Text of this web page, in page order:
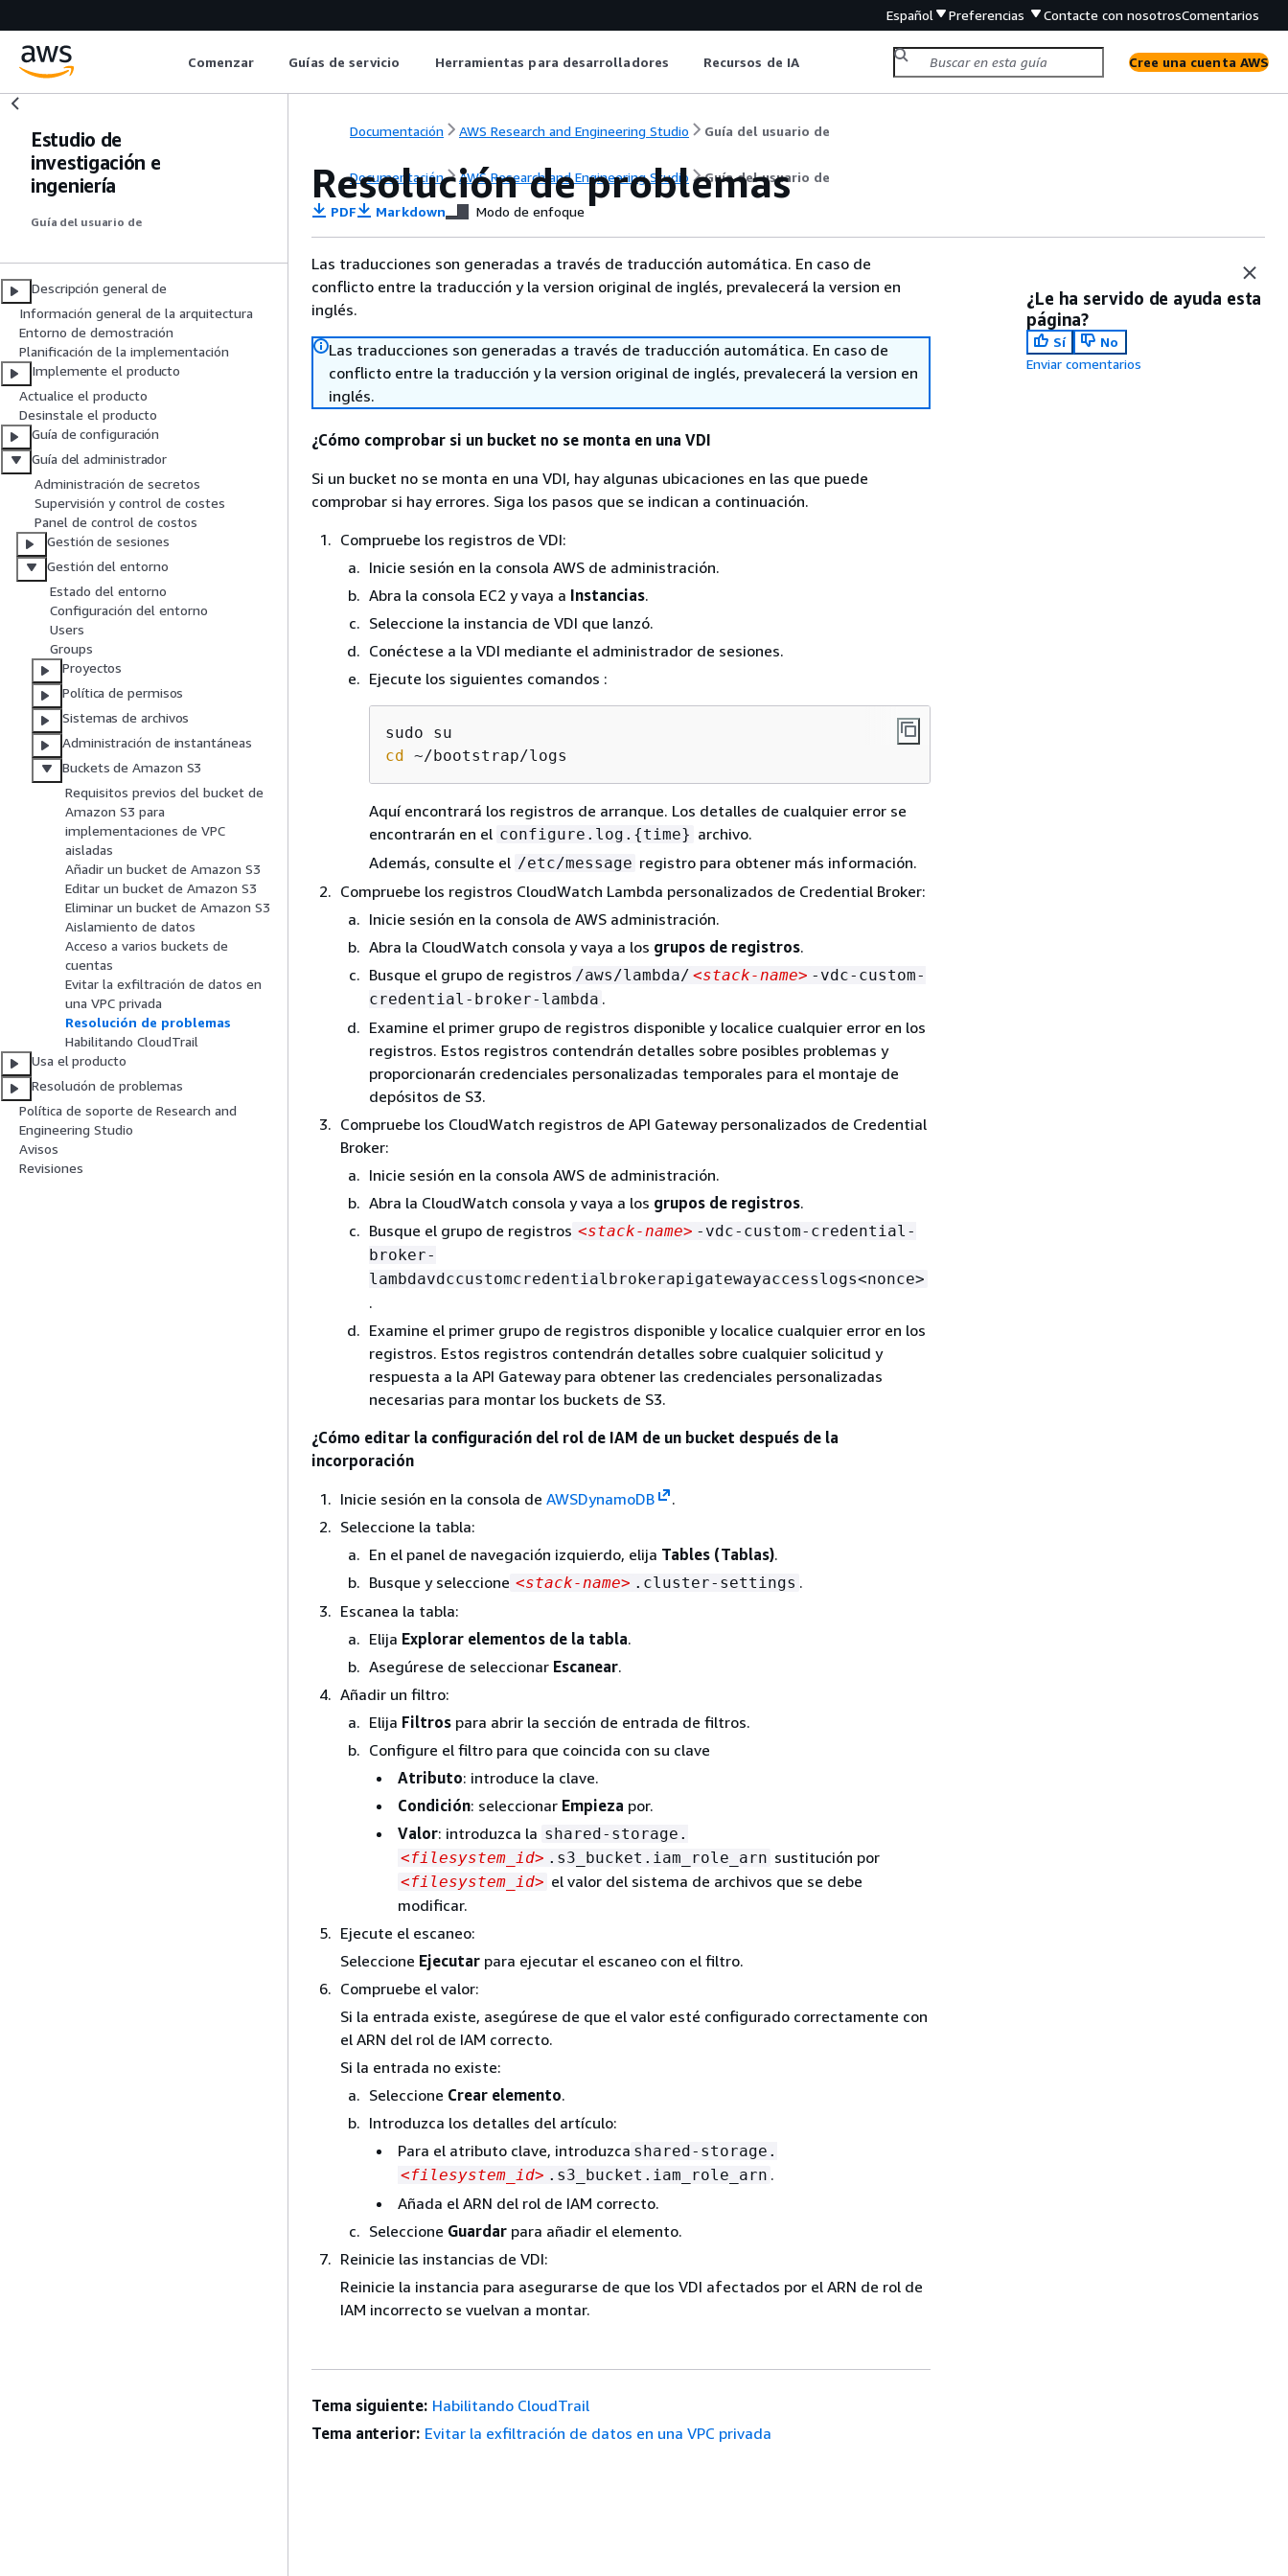
Español Preferencias Contacte con nosotrosComentarios
Comenzar Guías de servicio Herramientas para desarrolladores Recursos de IA Cree una cuenta AWS
Estudio de
investigación e
ingeniería
Guía del usuario de
Descripción general de
Información general de la arquitectura
Entorno de demostración
Planificación de la implementación
Implemente el producto
Actualice el producto
Desinstale el producto
Guía de configuración
Guía del administrador
Administración de secretos
Supervisión y control de costes
Panel de control de costos
Gestión de sesiones
Gestión del entorno
Estado del entorno
Configuración del entorno
Users
Groups
Proyectos
Política de permisos
Sistemas de archivos
Administración de instantáneas
Buckets de Amazon S3
Requisitos previos del bucket de
Amazon S3 para
implementaciones de VPC
aisladas
Añadir un bucket de Amazon S3
Editar un bucket de Amazon S3
Eliminar un bucket de Amazon S3
Aislamiento de datos
Acceso a varios buckets de
cuentas
Evitar la exfiltración de datos en
una VPC privada
Resolución de problemas
Habilitando CloudTrail
Usa el producto
Resolución de problemas
Política de soporte de Research and
Engineering Studio
​Avisos
Revisiones
Documentación AWS Research and Engineering Studio Guía del usuario de
Documentación AWS Research and Engineering Studio Guía del usuario de
Resolución de problemas
PDF Markdown Modo de enfoque
Las traducciones son generadas a través de traducción automática. En caso de
conflicto entre la traducción y la version original de inglés, prevalecerá la version en
inglés.
Las traducciones son generadas a través de traducción automática. En caso de
conflicto entre la traducción y la version original de inglés, prevalecerá la version en
inglés.
¿Cómo comprobar si un bucket no se monta en una VDI
Si un bucket no se monta en una VDI, hay algunas ubicaciones en las que puede
comprobar si hay errores. Siga los pasos que se indican a continuación.
Compruebe los registros de VDI:
Inicie sesión en la consola AWS de administración.
Abra la consola EC2 y vaya a Instancias.
Seleccione la instancia de VDI que lanzó.
Conéctese a la VDI mediante el administrador de sesiones.
Ejecute los siguientes comandos :
cd ~/bootstrap/logs
Aquí encontrará los registros de arranque. Los detalles de cualquier error se
encontrarán en el configure.log. {time} archivo.
Además, consulte el /etc/message registro para obtener más información.
Compruebe los registros CloudWatch Lambda personalizados de Credential Broker:
Inicie sesión en la consola de AWS administración.
Abra la CloudWatch consola y vaya a los grupos de registros.
Busque el grupo de registros /aws/lambda/ <stack-name> -vdc-custom-
credential-broker-lambda .
Examine el primer grupo de registros disponible y localice cualquier error en los
registros. Estos registros contendrán detalles sobre posibles problemas y
proporcionarán credenciales personalizadas temporales para el montaje de
depósitos de S3.
Compruebe los CloudWatch registros de API Gateway personalizados de Credential
Broker:
Inicie sesión en la consola AWS de administración.
Abra la CloudWatch consola y vaya a los grupos de registros.
Busque el grupo de registros <stack-name> -vdc-custom-credential-
broker-
lambdavdccustomcredentialbrokerapigatewayaccesslogs<nonce>
.
Examine el primer grupo de registros disponible y localice cualquier error en los
registros. Estos registros contendrán detalles sobre cualquier solicitud y
respuesta a la API Gateway para obtener las credenciales personalizadas
necesarias para montar los buckets de S3.
¿Cómo editar la configuración del rol de IAM de un bucket después de la
incorporación
Inicie sesión en la consola de AWSDynamoDB
.
Seleccione la tabla:
En el panel de navegación izquierdo, elija Tables (Tablas).
Busque y seleccione <stack-name> .cluster-settings .
Escanea la tabla:
Elija Explorar elementos de la tabla.
Asegúrese de seleccionar Escanear.
Añadir un filtro:
Elija Filtros para abrir la sección de entrada de filtros.
Configure el filtro para que coincida con su clave
Atributo: introduce la clave.
Condición: seleccionar Empieza por.
Valor: introduzca la shared-storage.
<filesystem_id> .s3_bucket.iam_role_arn sustitución por
<filesystem_id> el valor del sistema de archivos que se debe
modificar.
Ejecute el escaneo:
Seleccione Ejecutar para ejecutar el escaneo con el filtro.
Compruebe el valor:
Si la entrada existe, asegúrese de que el valor esté configurado correctamente con
el ARN del rol de IAM correcto.
Si la entrada no existe:
Seleccione Crear elemento.
Introduzca los detalles del artículo:
Para el atributo clave, introduzca shared-storage.
<filesystem_id> .s3_bucket.iam_role_arn .
Añada el ARN del rol de IAM correcto.
Seleccione Guardar para añadir el elemento.
Reinicie las instancias de VDI:
Reinicie la instancia para asegurarse de que los VDI afectados por el ARN de rol de
IAM incorrecto se vuelvan a montar.
¿Le ha servido de ayuda esta
página?
Sí
No
Enviar comentarios
Tema siguiente: Habilitando CloudTrail
Tema anterior: Evitar la exfiltración de datos en una VPC privada